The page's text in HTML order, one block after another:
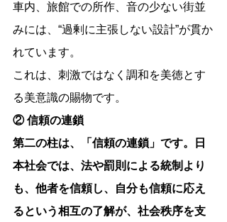
車内、旅館での所作、音の少ない街並
みには、“過剰に主張しない設計”が貫か
れています。
これは、刺激ではなく調和を美徳とす
る美意識の賜物です。
② 信頼の連鎖
第二の柱は、「信頼の連鎖」です。日
本社会では、法や罰則による統制より
も、他者を信頼し、自分も信頼に応え
るという相互の了解が、社会秩序を支